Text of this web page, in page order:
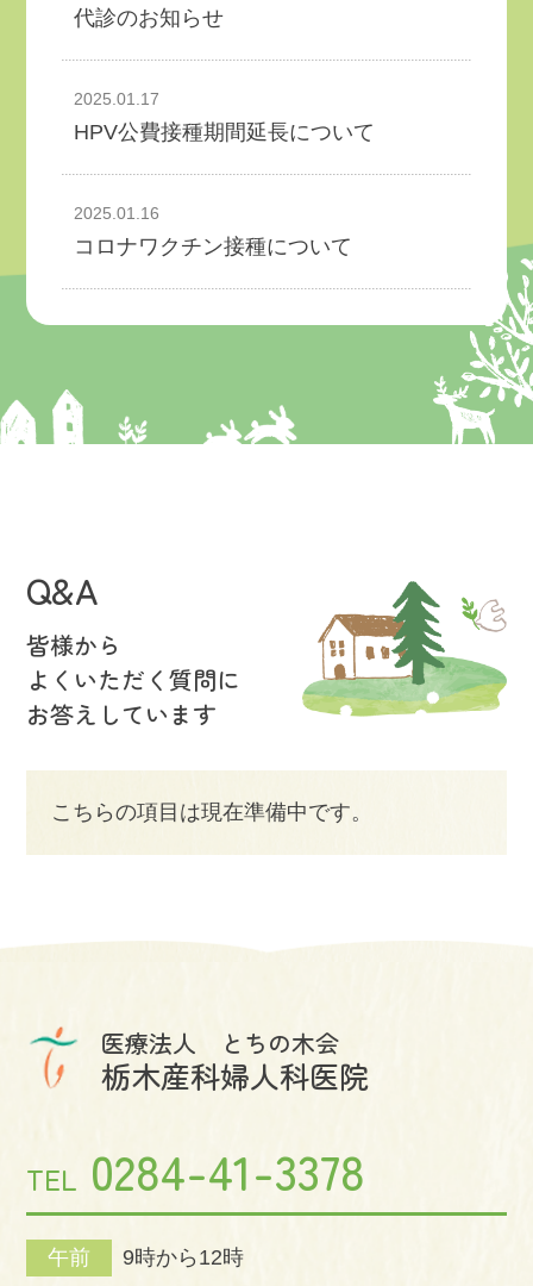
代診のお知らせ
2025.01.17
HPV公費接種期間延長について
2025.01.16
コロナワクチン接種について
Q&A
皆様から
よくいただく質問に
お答えしています
こちらの項目は現在準備中です。
医療法人 とちの木会
栃木産科婦人科医院
TEL 0284-41-3378
午前 9時から12時